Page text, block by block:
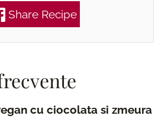
Share Recipe
cu ciocolata si zmeura